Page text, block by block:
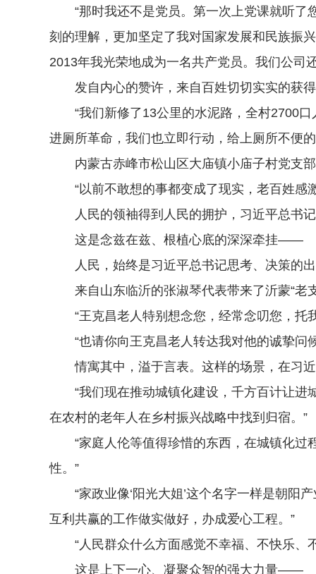
“那时我还不是党员。第一次上党课就听了
刻的理解，更加坚定了我对国家发展和民族振
2013年我光荣地成为一名共产党员。我们公司
发自内心的赞许，来自百姓切切实实的获得
“我们新修了13公里的水泥路，全村2700口
进厕所革命，我们也立即行动，给上厕所不便
内蒙古赤峰市松山区大庙镇小庙子村党支部
“以前不敢想的事都变成了现实，老百姓感
人民的领袖得到人民的拥护，习近平总书记
这是念兹在兹、根植心底的深深牵挂——
人民，始终是习近平总书记思考、决策的出
来自山东临沂的张淑琴代表带来了沂蒙“老
“王克昌老人特别想念您，经常念叨您，托
“也请你向王克昌老人转达我对他的诚挚问
情寓其中，溢于言表。这样的场景，在习近
“我们现在推动城镇化建设，千方百计让进
在农村的老年人在乡村振兴战略中找到归宿。”
“家庭人伦等值得珍惜的东西，在城镇化过
性。”
“家政业像‘阳光大姐’这个名字一样是朝阳
互利共赢的工作做实做好，办成爱心工程。”
“人民群众什么方面感觉不幸福、不快乐、
这是上下一心、凝聚众智的强大力量——